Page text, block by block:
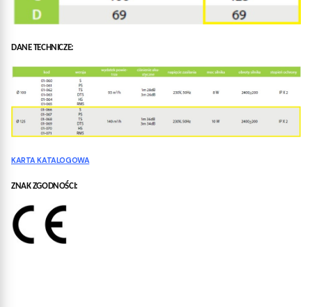
DANE TECHNICZE:
KARTA KATALOGOWA
ZNAK ZGODNOŚCI: